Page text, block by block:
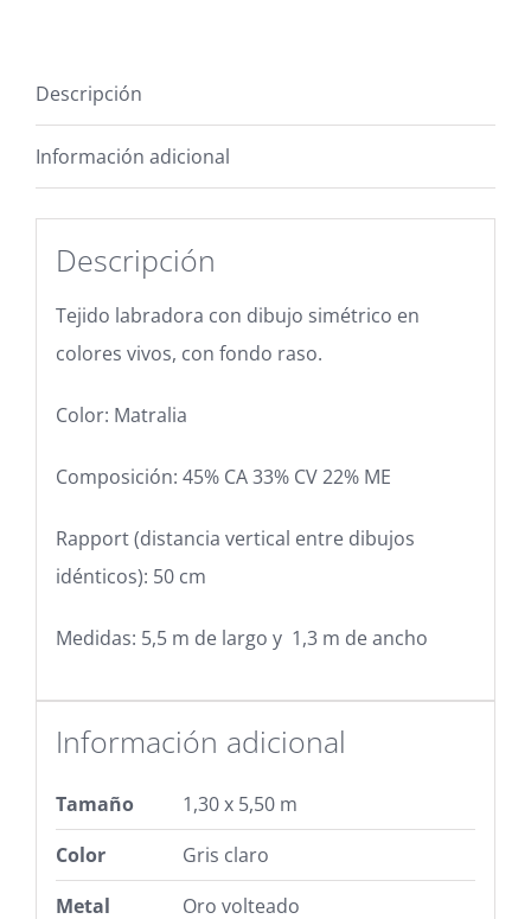
Descripción
Información adicional
Descripción
Tejido labradora con dibujo simétrico en
colores vivos, con fondo raso.
Color: Matralia
Composición: 45% CA 33% CV 22% ME
Rapport (distancia vertical entre dibujos
idénticos): 50 cm
Medidas: 5,5 m de largo y 1,3 m de ancho
Información adicional
Tamaño
1,30 x 5,50 m
Color
Gris claro
Metal
Oro volteado